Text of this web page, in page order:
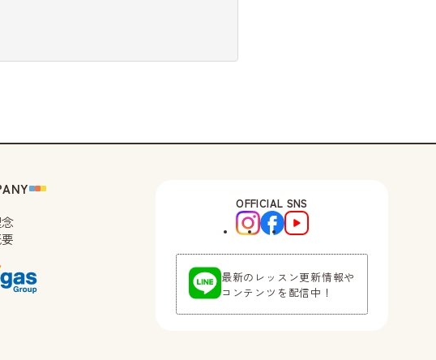
OFFICIAL SNS
最新のレッスン更新情報や
コンテンツを配信中！